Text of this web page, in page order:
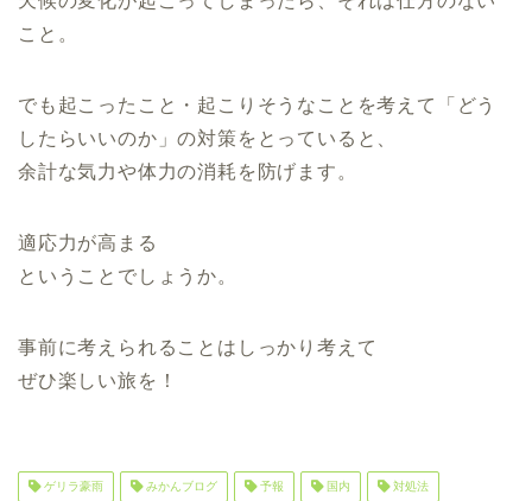
こと。
でも起こったこと・起こりそうなことを考えて「どう
したらいいのか」の対策をとっていると、
余計な気力や体力の消耗を防げます。
適応力が高まる
ということでしょうか。
事前に考えられることはしっかり考えて
ぜひ楽しい旅を！
ゲリラ豪雨 みかんブログ 予報 国内 対処法